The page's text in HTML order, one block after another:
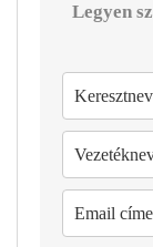
Legyen